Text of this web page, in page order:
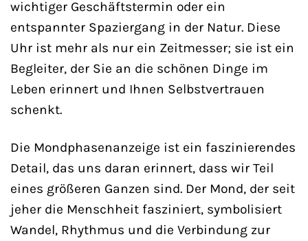
wichtiger Geschäftstermin oder ein
entspannter Spaziergang in der Natur. Diese
Uhr ist mehr als nur ein Zeitmesser; sie ist ein
Begleiter, der Sie an die schönen Dinge im
Leben erinnert und Ihnen Selbstvertrauen
schenkt.
Die Mondphasenanzeige ist ein faszinierendes
Detail, das uns daran erinnert, dass wir Teil
eines größeren Ganzen sind. Der Mond, der seit
jeher die Menschheit fasziniert, symbolisiert
Wandel, Rhythmus und die Verbindung zur